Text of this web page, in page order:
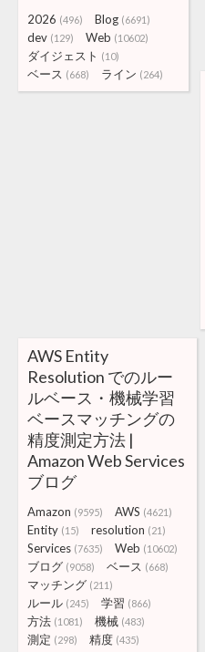
2026 (496) Blog (6691)
dev (129) Web (10602)
ダイジェスト (10)
ベース (668) ライン (264)
AWS Entity
Resolution でのルー
ルベース・機械学習
ベースマッチングの
精度測定方法 |
Amazon Web Services
ブログ
Amazon (9595) AWS (4621)
Entity (15) resolution (21)
Services (7635) Web (10602)
ブログ (9058) ベース (668)
マッチング (211)
ルール (245) 学習 (866)
方法 (1081) 機械 (483)
測定 (298) 精度 (435)